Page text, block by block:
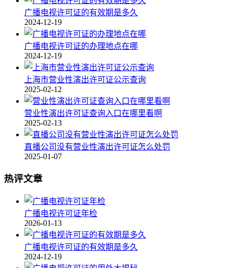
广播电视许可证的有效期是多久
2024-12-19
广播电视许可证的办理地点在哪
2024-12-19
上海市营业性演出许可证公示查询
2025-02-12
营业性演出许可证查询入口在哪里看啊
2025-02-13
直播公司没有营业性演出许可证怎么处罚
2025-01-07
热评文章
广播电视许可证年检
2026-01-13
广播电视许可证的有效期是多久
2024-12-19